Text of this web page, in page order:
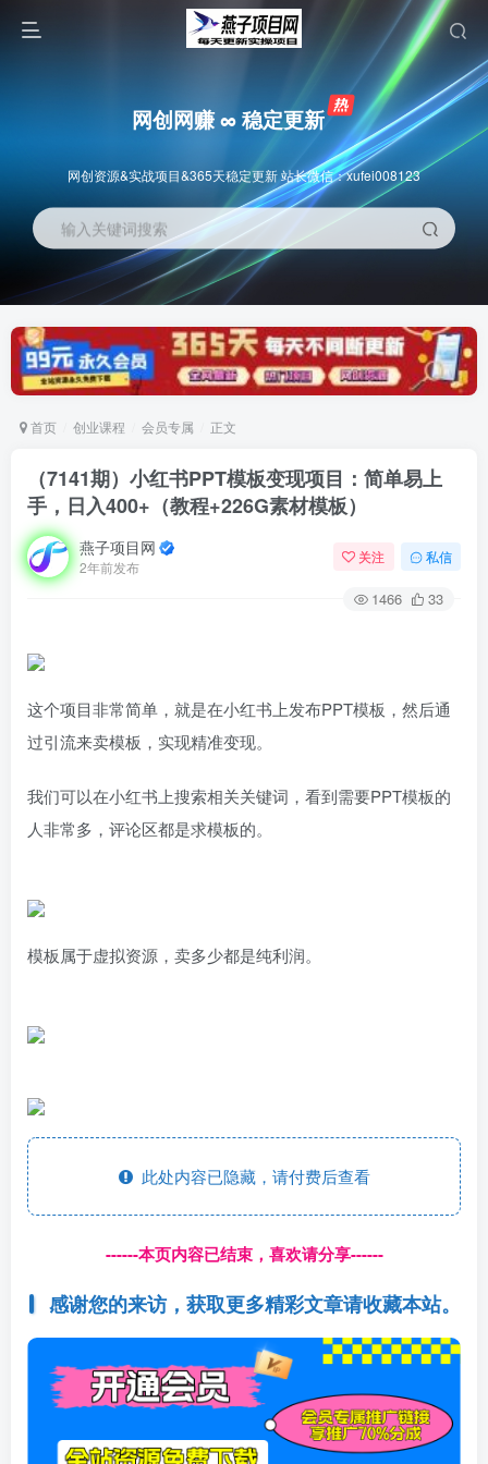
网创网赚 ∞ 稳定更新
网创资源&实战项目&365天稳定更新 站长微信：xufei008123
输入关键词搜索
首页 创业课程 会员专属 正文
（7141期）小红书PPT模板变现项目：简单易上
手，日入400+（教程+226G素材模板）
燕子项目网
2年前发布
关注 私信
1466 33
这个项目非常简单，就是在小红书上发布PPT模板，然后通
过引流来卖模板，实现精准变现。
我们可以在小红书上搜索相关关键词，看到需要PPT模板的
人非常多，评论区都是求模板的。
模板属于虚拟资源，卖多少都是纯利润。
此处内容已隐藏，请付费后查看
------本页内容已结束，喜欢请分享------
感谢您的来访，获取更多精彩文章请收藏本站。